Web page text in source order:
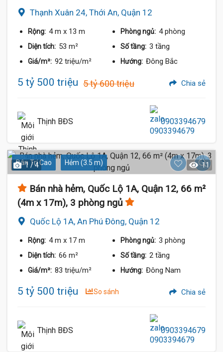
Thạnh Xuân 24, Thới An, Quận 12
Rộng: 4 m x 13 m Phòng ngủ: 4 phòng
Diện tích: 53 m² Số tầng: 3 tầng
Giá/m²: 92 triệu/m² Hướng: Đông Bắc
5 tỷ 500 triệu 5 tỷ 600 triệu Chia sẻ
Thịnh BĐS 0903394679
Dân Trí Cao Hẻm (3.5 m)
1 / 4 11
Bán nhà hẻm, Quốc Lộ 1A, Quận 12, 66 m²
(4m x 17m), 3 phòng ngủ
Quốc Lộ 1A, An Phú Đông, Quận 12
Rộng: 4 m x 17 m Phòng ngủ: 3 phòng
Diện tích: 66 m² Số tầng: 2 tầng
Giá/m²: 83 triệu/m² Hướng: Đông Nam
5 tỷ 500 triệu So sánh Chia sẻ
Thịnh BĐS 0903394679